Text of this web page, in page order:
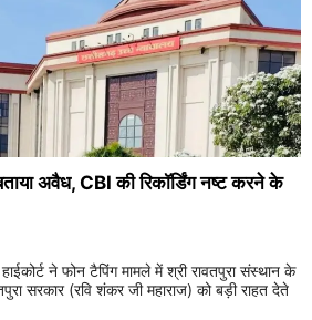
अवैध, CBI की रिकॉर्डिंग नष्ट करने के
ने फोन टैपिंग मामले में श्री रावतपुरा संस्थान के
सरकार (रवि शंकर जी महाराज) को बड़ी राहत देते